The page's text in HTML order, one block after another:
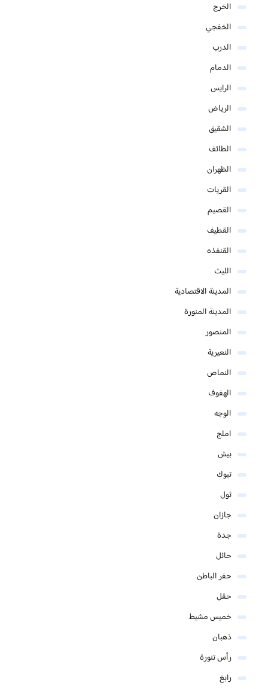
الخرج
الخفجي
الدرب
الدمام
الرايس
الرياض
الشقيق
الطائف
الظهران
القريات
القصيم
القطيف
القنفذه
الليث
المدينة الاقتصادية
المدينة المنورة
المنصور
النعيرية
النماص
الهفوف
الوجه
املج
بيش
تبوك
ثول
جازان
جدة
حائل
حفر الباطن
حقل
خميس مشيط
ذهبان
رأس تنورة
رابغ